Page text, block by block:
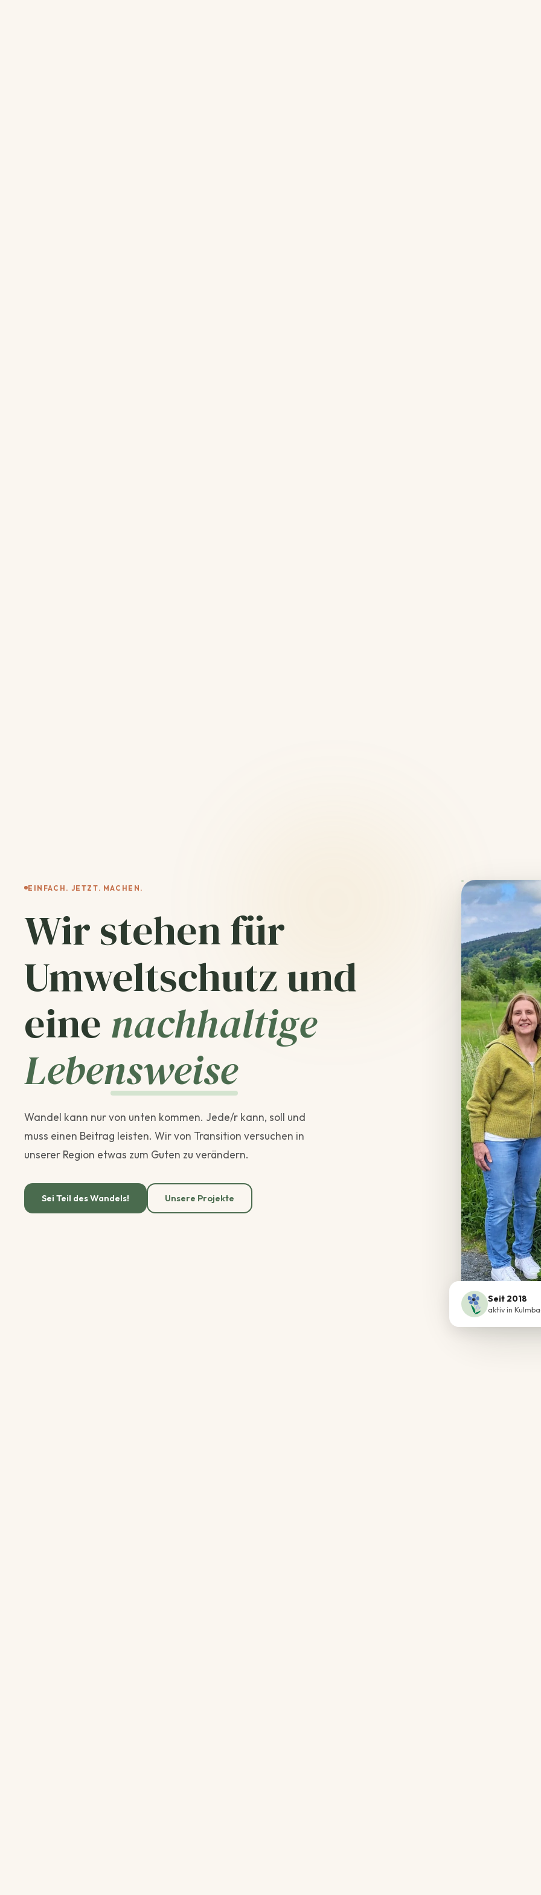
EINFACH. JETZT. MACHEN.
Wir stehen für
Umweltschutz und
eine nachhaltige
Lebensweise
Wandel kann nur von unten kommen. Jede/r kann, soll und
muss einen Beitrag leisten. Wir von Transition versuchen in
unserer Region etwas zum Guten zu verändern.
Sei Teil des Wandels! Unsere Projekte
Seit 2018
aktiv in